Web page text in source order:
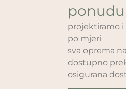
projektiramo
po mjeri
sva oprema
dostupno
osigurana